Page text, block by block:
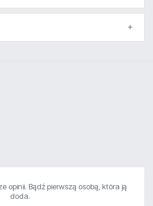
opinii. Bądź pierwszą osobą, która ją
doda.